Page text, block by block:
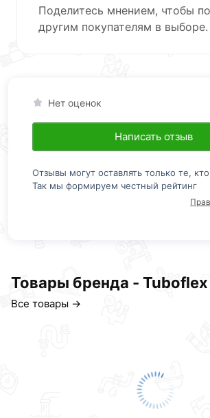
Поделитесь мнением, чтобы
другим покупателям в выборе.
Нет оценок
Написать отзыв
Отзывы могут оставлять только те,
Так мы формируем честный рейтинг
Товары бренда - Tuboflex
Все товары →